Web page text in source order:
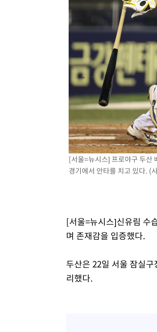
백운산서 80년근 천종산삼 9뿌
선재도서 해루질 나섰다 실종 60
남자 농구, 나고야 아시안게임서
여수 오동도 해상서 모터보트 전
극한폭염 한풀 꺾이지만…'낮 최고
축구협회 "압수수색·성접대 논란
[속보]'압수수색·성접대 논란' 축구
'최고 37도' 폭염 지속…강원동해안
[속보]뉴욕증시 상승 마감…S&P
[서울=뉴시스] 프로야구 두산
경기에서 안타를 치고 있다. (
[서울=뉴시스]신유림 수
며 존재감을 입증했다.
두산은 22일 서울 잠실
리했다.